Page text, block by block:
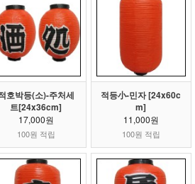
호박등(소)-주처세
트[24x36cm]
17,000원
100원 적립
적등小-민자 [24x60c
m]
11,000원
100원 적립